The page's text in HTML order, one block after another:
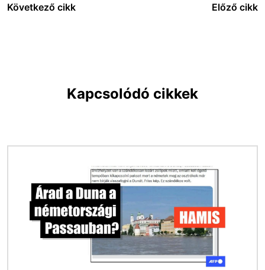
Következő cikk Előző cikk
Kapcsolódó cikkek